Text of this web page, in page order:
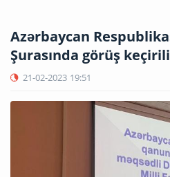
Azərbaycan
Şurasında görüş
21-02-2023 19:51